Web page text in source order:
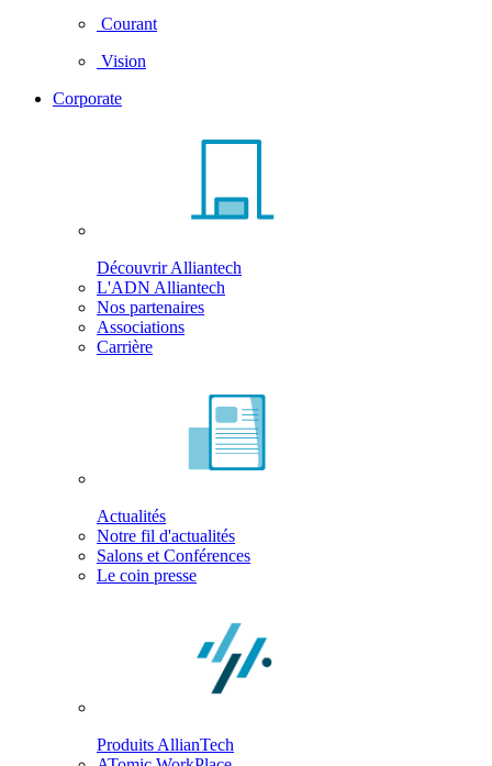
Courant
Vision
Corporate
Découvrir Alliantech
L'ADN Alliantech
Nos partenaires
Associations
Carrière
Actualités
Notre fil d'actualités
Salons et Conférences
Le coin presse
Produits AllianTech